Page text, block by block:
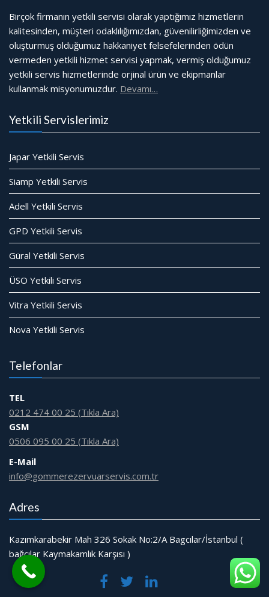
Birçok firmanın yetkili servisi olarak yaptığımız hizmetlerin
kalitesinden, müşteri odaklılığımızdan, güvenilirliğimizden ve
oluşturmuş olduğumuz hakkaniyet felsefelerinden ödün
vermeden yetkili hizmet servisi yapmak, vermiş olduğumuz
yetkili servis hizmetlerinde orjinal ürün ve ekipmanlar
kullanmak misyonumuzdur. Devamı…
Yetkili Servislerimiz
Japar Yetkili Servis
Siamp Yetkili Servis
Adell Yetkili Servis
GPD Yetkili Servis
Güral Yetkili Servis
ÜSO Yetkili Servis
Vitra Yetkili Servis
Nova Yetkili Servis
Telefonlar
TEL
0212 474 00 25 (Tıkla Ara)
GSM
0506 095 00 25 (Tıkla Ara)
E-Mail
info@gommerezervuarservis.com.tr
Adres
Kazımkarabekir Mah 326 Sokak No:2/A Bagcılar/İstanbul (
bağcılar Kaymakamlık Karşısı )